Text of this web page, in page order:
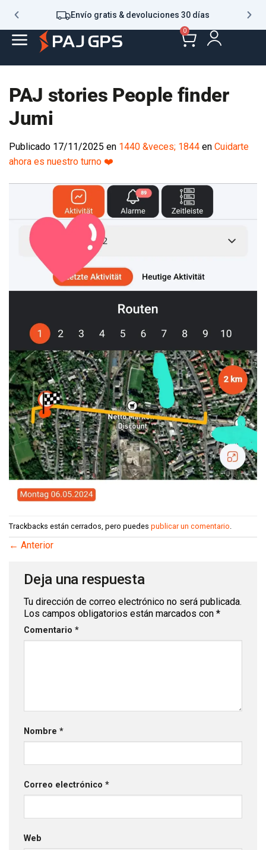
Envío gratis & devoluciones 30 días
0
PAJ stories People finder
Jumi
Publicado 17/11/2025 en 1440 &veces; 1844 en Cuidarte
ahora es nuestro turno ❤️
Trackbacks están cerrados, pero puedes publicar un comentario
← Anterior
Deja una respuesta
Tu dirección de correo electrónico no será publicada.
Los campos obligatorios están marcados con *
Comentario *
Nombre *
Correo electrónico *
Web